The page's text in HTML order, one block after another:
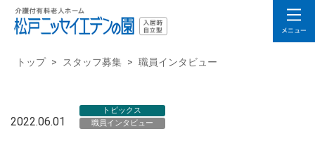
トップ > スタッフ募集 > 職員インタビュー
2022.06.01
トピックス
職員インタビュー